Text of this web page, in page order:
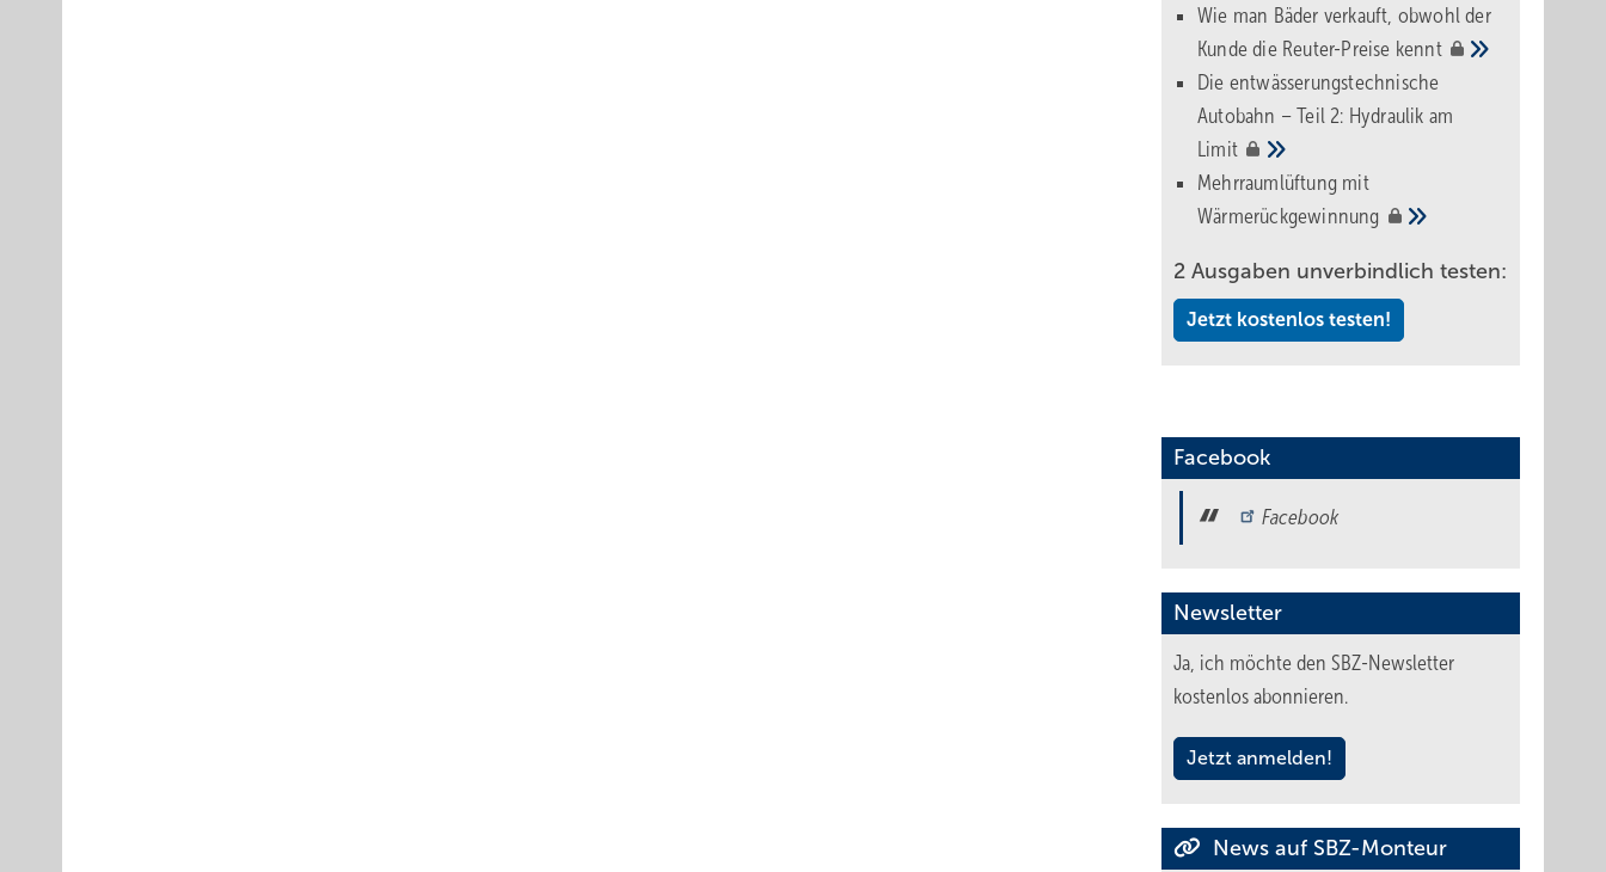
Wie man Bäder verkauft, obwohl der
Kunde die Reuter-Preise kennt
Die entwässerungstechnische
Autobahn – Teil 2: Hydraulik am
Limit
Mehrraumlüftung mit
Wärmerückgewinnung
2 Ausgaben unverbindlich testen:
Jetzt kostenlos testen!
Facebook
Facebook
Newsletter
Ja, ich möchte den SBZ-Newsletter
kostenlos abonnieren.
Jetzt anmelden!
News auf SBZ-Monteur